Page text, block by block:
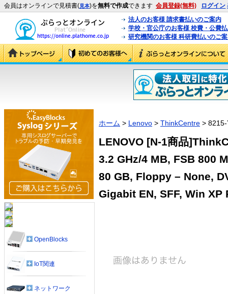
会員はオンラインで見積書(見本)を無料で作成できます 会員登録(無料) ログイン
法人のお客様 請求書払いのご案内
学校・官公庁のお客様 校費・公費
研究機関のお客様 科研費払いのご
ホーム > Lenovo > ThinkCentre >
LENOVO [N-1商品
3.2 GHz/4 MB, FSB 800
80 GB, Floppy – None,
Gigabit EN, SFF, Win XP
OpenBlocks
IoT関連
ネットワーク